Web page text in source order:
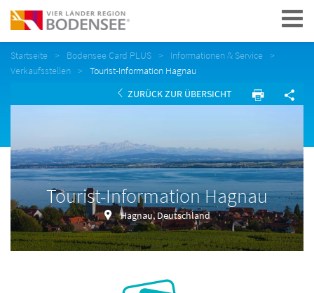
Navigation
Startseite Bodensee Card PLUS
Informationen & Service
Verkaufsstellen
Tourist-Information Hagnau
ZURÜCK ZUR ÜBERSICHT
Tourist-Information Hagnau
Hagnau, Deutschland